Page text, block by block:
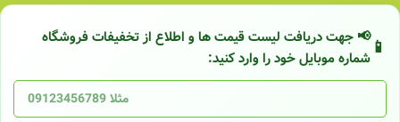
📢 جهت دریافت لیست قیمت ها و اطلاع از تخفیفات فروشگاه
شماره موبایل خود را وارد کنید: